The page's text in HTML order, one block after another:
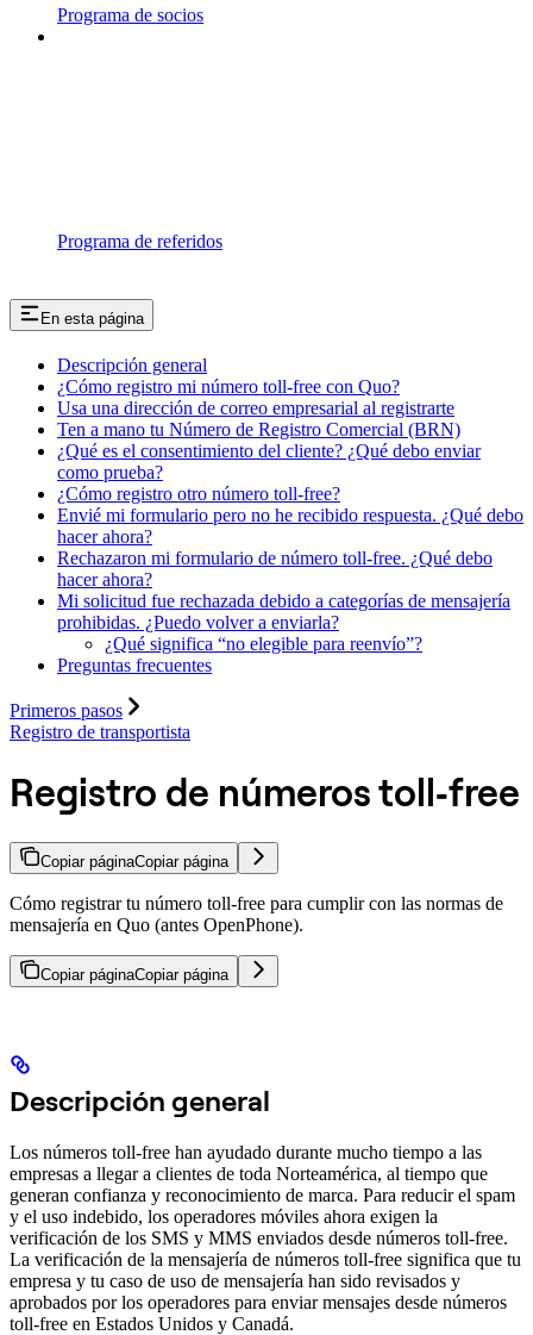
Programa de socios
Programa de referidos
En esta página
Descripción general
¿Cómo registro mi número toll-free con Quo?
Usa una dirección de correo empresarial al registrarte
Ten a mano tu Número de Registro Comercial (BRN)
¿Qué es el consentimiento del cliente? ¿Qué debo enviar
como prueba?
¿Cómo registro otro número toll-free?
Envié mi formulario pero no he recibido respuesta. ¿Qué debo
hacer ahora?
Rechazaron mi formulario de número toll-free. ¿Qué debo
hacer ahora?
Mi solicitud fue rechazada debido a categorías de mensajería
prohibidas. ¿Puedo volver a enviarla?
¿Qué significa “no elegible para reenvío”?
Preguntas frecuentes
Primeros pasos
Registro de transportista
Registro de números toll‑free
Copiar páginaCopiar página
Cómo registrar tu número toll‑free para cumplir con las normas de
mensajería en Quo (antes OpenPhone).
Copiar páginaCopiar página
Descripción general
Los números toll-free han ayudado durante mucho tiempo a las
empresas a llegar a clientes de toda Norteamérica, al tiempo que
generan confianza y reconocimiento de marca. Para reducir el spam
y el uso indebido, los operadores móviles ahora exigen la
verificación de los SMS y MMS enviados desde números toll-free.
La verificación de la mensajería de números toll-free significa que tu
empresa y tu caso de uso de mensajería han sido revisados y
aprobados por los operadores para enviar mensajes desde números
toll-free en Estados Unidos y Canadá.